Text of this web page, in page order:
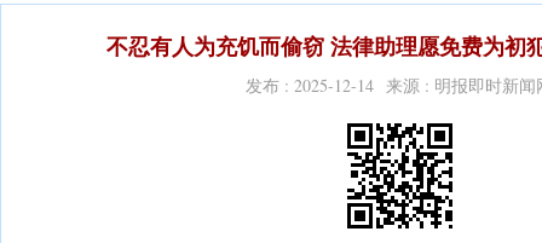
不忍有人为充饥而偷窃 法律助理愿免费为初
发布 : 2025-12-14 来源 : 明报即时新闻